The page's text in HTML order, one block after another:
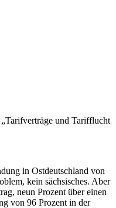
und Tarifflucht
in Ostdeutschland von
kein sächsisches. Aber
neun Prozent über einen
von 96 Prozent in der